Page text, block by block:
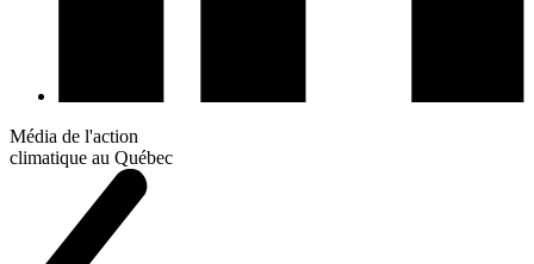
Média de l'action
climatique au Québec